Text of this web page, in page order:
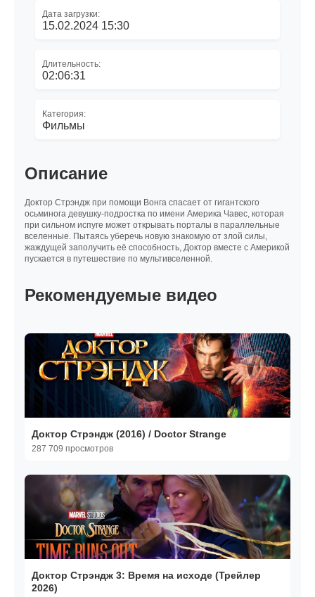
Дата загрузки:
15.02.2024 15:30
Длительность:
02:06:31
Категория:
Фильмы
Описание
Доктор Стрэндж при помощи Вонга спасает от гигантского
осьминога девушку-подростка по имени Америка Чавес, которая
при сильном испуге может открывать порталы в параллельные
вселенные. Пытаясь уберечь новую знакомую от злой силы,
жаждущей заполучить её способность, Доктор вместе с Америкой
пускается в путешествие по мультивселенной.
Рекомендуемые видео
Доктор Стрэндж (2016) / Doctor Strange
287 709 просмотров
Доктор Стрэндж 3: Время на исходе (Трейлер
2026)